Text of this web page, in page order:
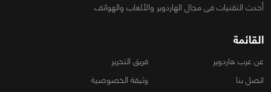
أحدث التقنيات فى مجال الهاردوير والألعاب والهواتف
القائمة
عن عرب هاردوير
فريق التحرير
اتصل بنا
وثيقة الخصوصية